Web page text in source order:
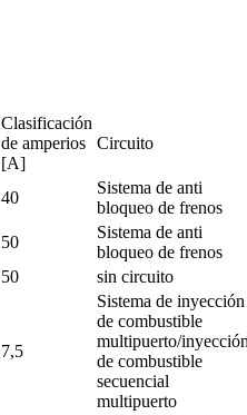
Clasificación
de amperios
[A]
Circuito
40
Sistema de anti
bloqueo de frenos
50
Sistema de anti
bloqueo de frenos
50 sin circuito
7,5
Sistema de inyección
de combustible
multipuerto/
de combustible
secuencial
multipuerto